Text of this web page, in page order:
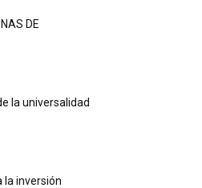
DE
la universalidad
la inversión